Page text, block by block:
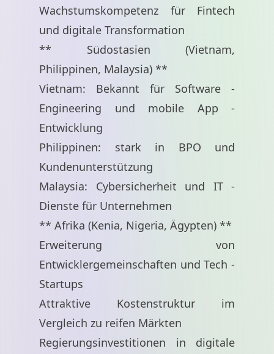
Wachstumskompetenz für Fintech
und digitale Transformation
** Südostasien (Vietnam,
Philippinen, Malaysia) **
Vietnam: Bekannt für Software -
Engineering und mobile App -
Entwicklung
Philippinen: stark in BPO und
Kundenunterstützung
Malaysia: Cybersicherheit und IT -
Dienste für Unternehmen
** Afrika (Kenia, Nigeria, Ägypten) **
Erweiterung von
Entwicklergemeinschaften und Tech -
Startups
Attraktive Kostenstruktur im
Vergleich zu reifen Märkten
Regierungsinvestitionen in digitale